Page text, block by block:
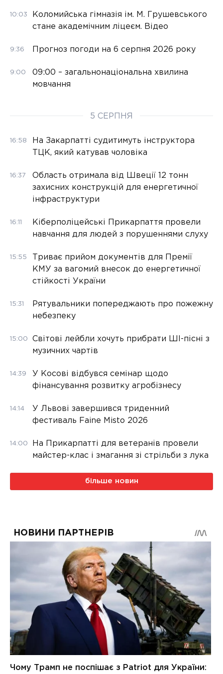
10:03
Коломийська гімназія ім. М. Грушевського
стане академічним ліцеєм. Відео
9:36 Прогноз погоди на 6 серпня 2026 року
9:00
09:00 – загальнонаціональна хвилина
мовчання
5 СЕРПНЯ
16:58
На Закарпатті судитимуть інструктора
ТЦК, який катував чоловіка
16:37
Область отримала від Швеції 12 тонн
захисних конструкцій для енергетичної
інфраструктури
16:11
Кіберполіцейські Прикарпаття провели
навчання для людей з порушеннями слуху
15:55
Триває прийом документів для Премії
КМУ за вагомий внесок до енергетичної
стійкості України
15:31
Рятувальники попереджають про пожежну
небезпеку
15:00
Світові лейбли хочуть прибрати ШІ-пісні з
музичних чартів
14:39
У Косові відбувся семінар щодо
фінансування розвитку агробізнесу
14:14
У Львові завершився триденний
фестиваль Faine Misto 2026
14:00
На Прикарпатті для ветеранів провели
майстер-клас і змагання зі стрільби з лука
більше новин